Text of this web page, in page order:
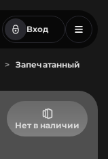
Вход
>
Запечатанный
Нет в наличии